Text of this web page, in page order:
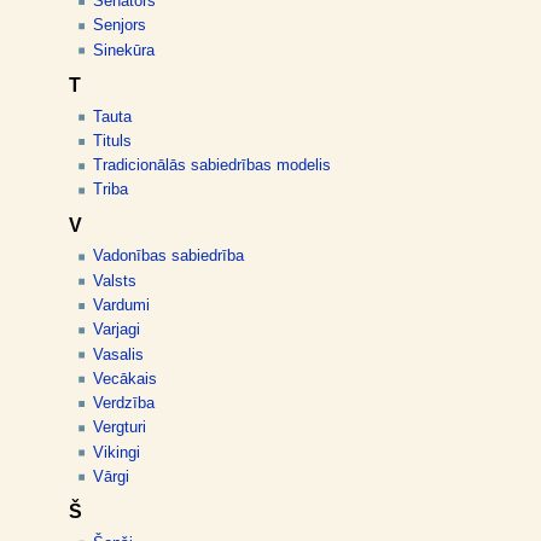
Senjors
Sinekūra
T
Tauta
Tituls
Tradicionālās sabiedrības modelis
Triba
V
Vadonības sabiedrība
Valsts
Vardumi
Varjagi
Vasalis
Vecākais
Verdzība
Vergturi
Vikingi
Vārgi
Š